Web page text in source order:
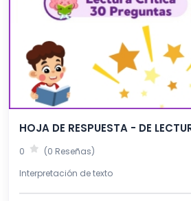
HOJA DE RESPUESTA - DE
0 (0 Reseñas)
Interpretación de texto